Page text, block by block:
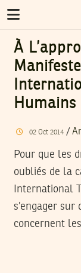
À
Humains
02 Oct 2014/
Pour que les
oubliés de la
International
s’engager
concernent